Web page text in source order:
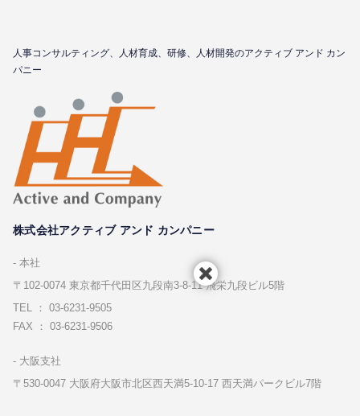
⼈事コンサルティング、⼈材育成、研修、⼈材開発のアクティブ アンド カン
パニー
株式会社アクティブ アンド カンパニー
本社
〒102-0074 東京都千代⽥区九段南3-8-11 飛栄九段ビル5階
TEL ： 03-6231-9505
FAX ： 03-6231-9506
⼤阪⽀社
〒530-0047 ⼤阪府⼤阪市北区⻄天満5-10-17 ⻄天満パークビル7階